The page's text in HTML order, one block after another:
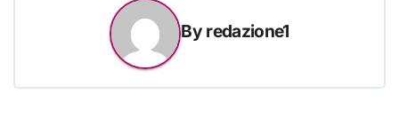
By redazione1